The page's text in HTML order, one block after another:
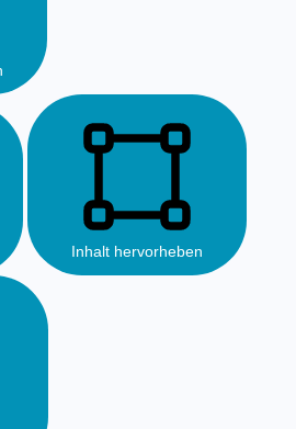
Inhalt hervorheben